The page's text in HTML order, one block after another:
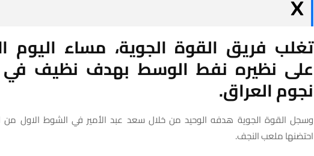
تغلب فريق القوة الجوية، مساء اليوم
على نظيره نفط الوسط بهدف نظيف
نجوم العراق.
وسجل القوة الجوية هدفه الوحيد من خلال سعد عبد الأمير في الشوط الاول من
احتضنها ملعب النجف.